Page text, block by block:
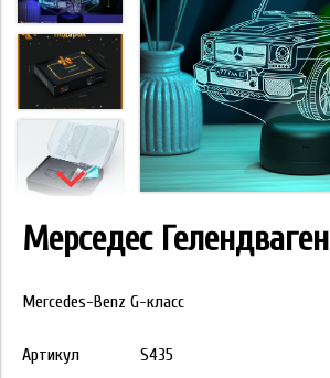
Мерседес Гелендваген
Mercedes-Benz G-класс
Артикул S435